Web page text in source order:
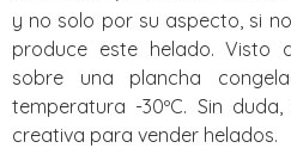
y no solo por su aspecto, si
produce este helado. Visto
sobre una plancha
temperatura -30ºC. Sin
creativa para vender helados.